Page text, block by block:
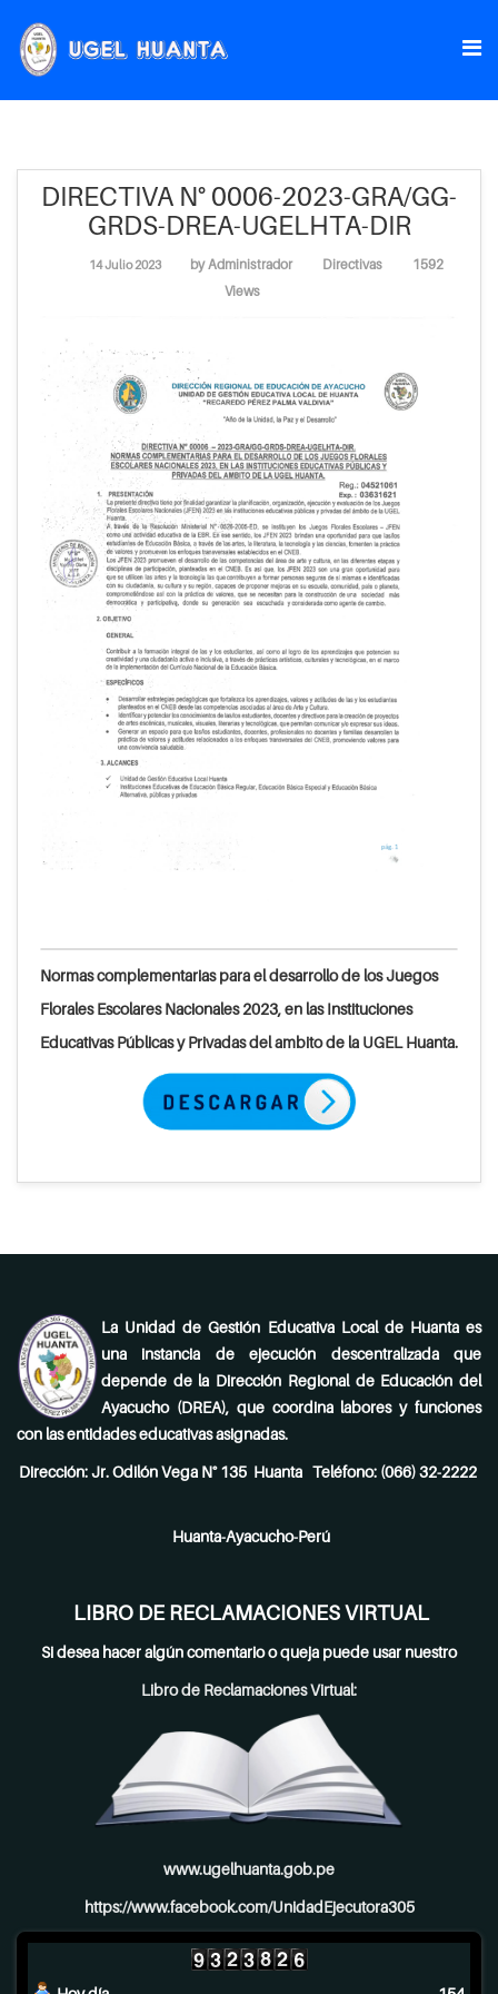
DIRECTIVA N° 0006-2023-GRA/GG-
GRDS-DREA-UGELHTA-DIR
14 Julio 2023 byAdministrador Directivas
1592
Views
Normas complementarias para el desarrollo de los Juegos
Florales Escolares Nacionales 2023, en las Instituciones
Educativas Públicas y Privadas del ambito de la UGEL Huanta.
La Unidad de Gestión Educativa Local de Huanta es
una instancia de ejecución descentralizada que
depende de la Dirección Regional de Educación del
Ayacucho (DREA), que coordina labores y funciones
con las entidades educativas asignadas.
Dirección: Jr. Odilón Vega N° 135 Huanta Teléfono: (066) 32-2222
Huanta-Ayacucho-Perú
LIBRO DE RECLAMACIONES VIRTUAL
Si desea hacer algún comentario o queja puede usar nuestro
Libro de Reclamaciones Virtual:
www.ugelhuanta.gob.pe
https://www.facebook.com/UnidadEjecutora305